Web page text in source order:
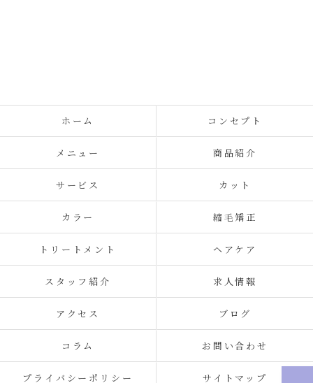
ホーム コンセプト
メニュー 商品紹介
サービス カット
カラー 縮毛矯正
トリートメント ヘアケア
スタッフ紹介 求人情報
アクセス ブログ
コラム お問い合わせ
プライバシーポリシー サイトマップ